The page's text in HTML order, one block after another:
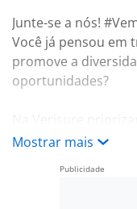
Junte-se a nós!
Você já pensou em
promove a
oportunidades?
sexo, raça,
Mostrar mais